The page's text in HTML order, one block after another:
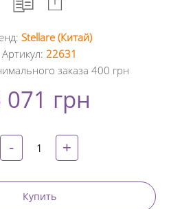
Facebook
+
Pinterest
Stellare (Китай)
Артикул: 22631
заказа 400 грн
071 грн
- +
Купить